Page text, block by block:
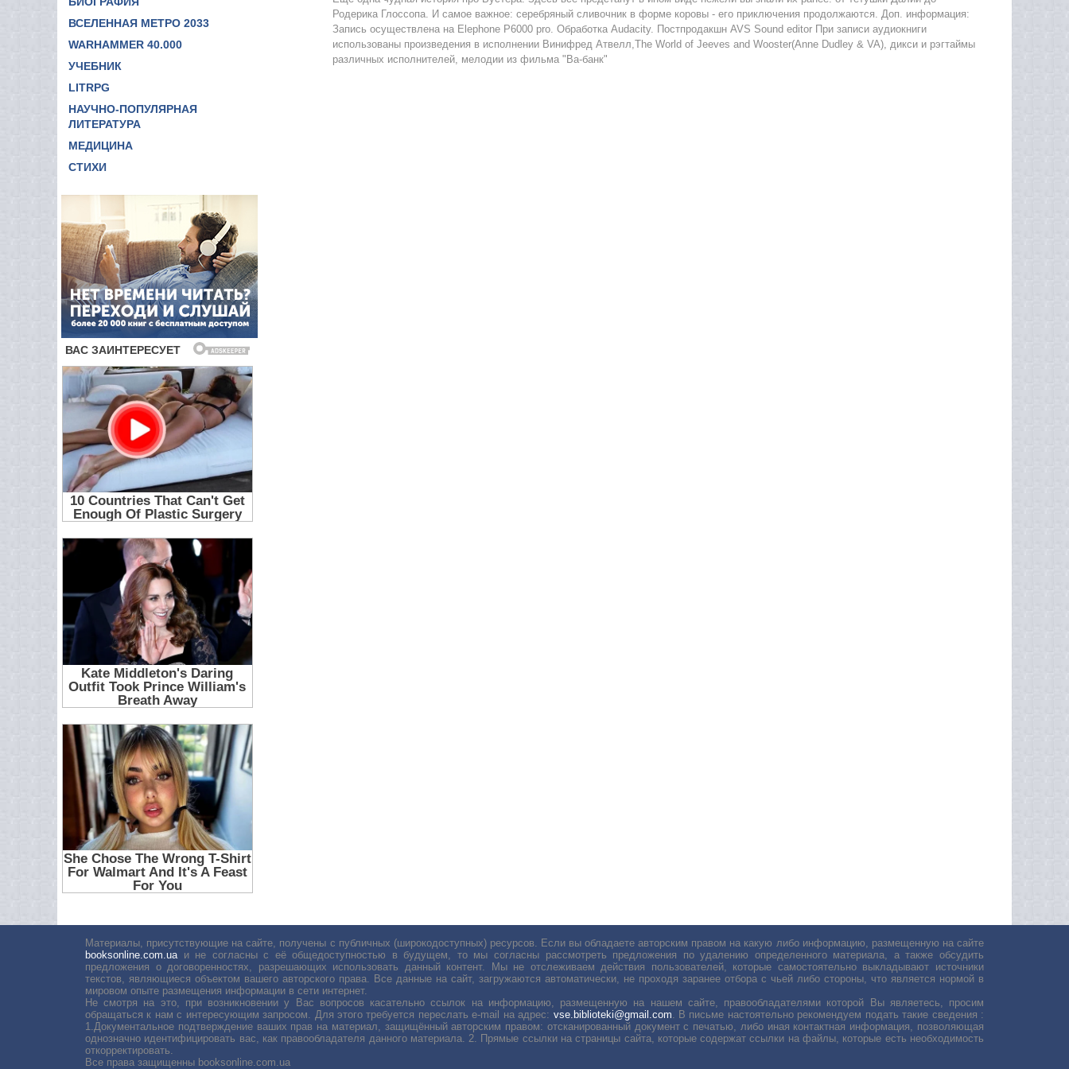
ВСЕЛЕННАЯ МЕТРО 2033
WARHAMMER 40.000
УЧЕБНИК
LITRPG
НАУЧНО-ПОПУЛЯРНАЯ
ЛИТЕРАТУРА
МЕДИЦИНА
СТИХИ
Родерика Глоссопа. И самое важное: серебряный сливочник в форме коровы - его приключения продолжаются. Доп. информация:
Запись осуществлена на Elephone P6000 pro. Обработка Audacity. Постпродакшн AVS Sound editor При записи аудиокниги
использованы произведения в исполнении Винифред Атвелл,The World of Jeeves and Wooster(Anne Dudley & VA), дикси и рэгтаймы
различных исполнителей, мелодии из фильма "Ва-банк"
Материалы, присутствующие на сайте, получены с публичных (широкодоступных) ресурсов. Если вы обладаете авторским правом на какую либо информацию, размещенную на сайте
booksonline.com.uaи не согласны с её общедоступностью в будущем, то мы согласны рассмотреть предложения по удалению определенного материала, а также обсудить
предложения о договоренностях, разрешающих использовать данный контент. Мы не отслеживаем действия пользователей, которые самостоятельно выкладывают источники
текстов, являющиеся объектом вашего авторского права. Все данные на сайт, загружаются автоматически, не проходя заранее отбора с чьей либо стороны, что является нормой в
мировом опыте размещения информации в сети интернет.
Не смотря на это, при возникновении у Вас вопросов касательно ссылок на информацию, размещенную на нашем сайте, правообладателями которой Вы являетесь, просим
обращаться к нам с интересующим запросом. Для этого требуется переслать е-mail на адрес: vse.biblioteki@gmail.com. В письме настоятельно рекомендуем подать такие сведения :
1.Документальное подтверждение ваших прав на материал, защищённый авторским правом: отсканированный документ с печатью, либо иная контактная информация, позволяющая
однозначно идентифицировать вас, как правообладателя данного материала. 2. Прямые ссылки на страницы сайта, которые содержат ссылки на файлы, которые есть необходимость
откорректировать.
Все права защищенны booksonline.com.ua